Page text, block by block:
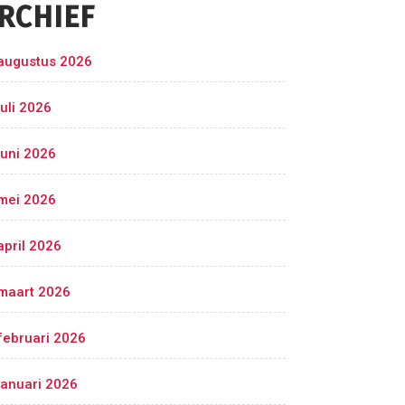
2026
2026
2026
2026
2026
2026
2026
2026